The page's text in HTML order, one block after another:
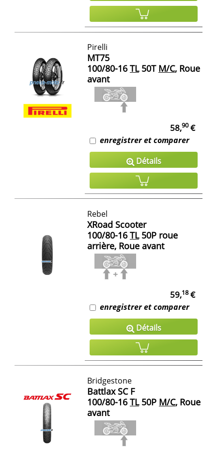
Pirelli
MT75
100/80-16 TL50T M/C, Roue
avant
58,90€
enregistrer et comparer
Détails
Rebel
XRoad Scooter
100/80-16 TL50P roue
arrière, Roue avant
59,18€
enregistrer et comparer
Détails
Bridgestone
Battlax SC F
100/80-16 TL50P M/C, Roue
avant